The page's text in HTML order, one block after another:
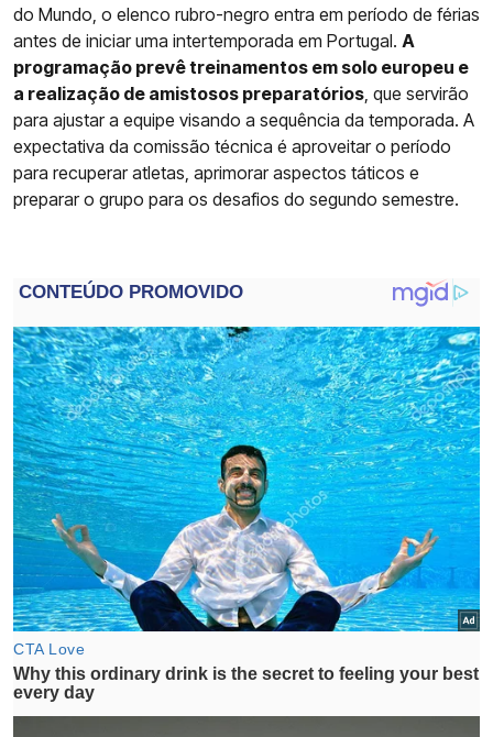
do Mundo, o elenco rubro-negro entra em período de férias
antes de iniciar uma intertemporada em Portugal. A
programação prevê treinamentos em solo europeu e
a realização de amistosos preparatórios , que servirão
para ajustar a equipe visando a sequência da temporada. A
expectativa da comissão técnica é aproveitar o período
para recuperar atletas, aprimorar aspectos táticos e
preparar o grupo para os desafios do segundo semestre.